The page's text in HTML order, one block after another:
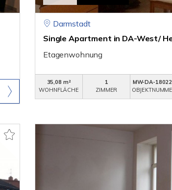
Darmstadt
Single Apartment in DA-West/
Etagenwohnung
35,08 m²
WOHNFLÄCHE
1
ZIMMER
MW-DA-